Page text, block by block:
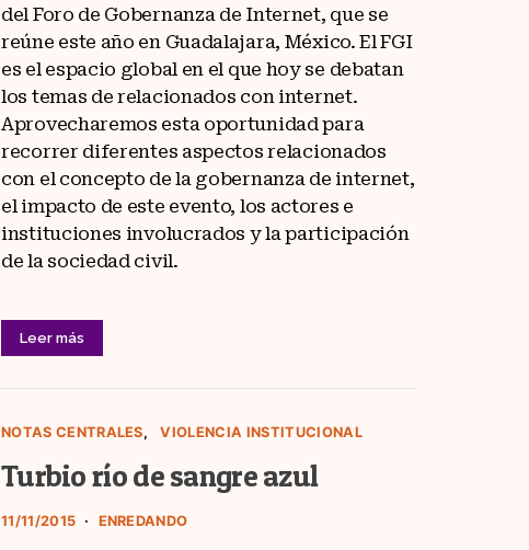
del Foro de Gobernanza de Internet, que se
reúne este año en Guadalajara, México. El FGI
es el espacio global en el que hoy se debatan
los temas de relacionados con internet.
Aprovecharemos esta oportunidad para
recorrer diferentes aspectos relacionados
con el concepto de la gobernanza de internet,
el impacto de este evento, los actores e
instituciones involucrados y la participación
de la sociedad civil.
Leer más
NOTAS CENTRALES VIOLENCIA INSTITUCIONAL
Turbio río de sangre azul
11/11/2015 ENREDANDO